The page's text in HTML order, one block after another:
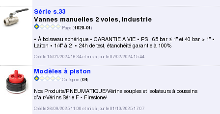
Série s.33
Vannes manuelles 2 voies, Industrie
Page (1020-01 )
• À boisseau sphérique • GARANTIE A VIE • PS : 65 bar ≤ 1" et 40 bar > 1" •
Laiton • 1/4" à 2" • 24h de test, étanchéité garantie à 100%
Créé le 15/01/2024 16:34 et mis à jour le 07/02/2024 15:44
Modèles à piston
Catégorie (04)
Nos Produits/PNEUMATIQUE/Vérins souples et isolateurs à coussins
d'air/Vérins Série F - Firestone/
Créé le 26/09/2025 11:00 et mis à jour le 01/10/2025 17:07